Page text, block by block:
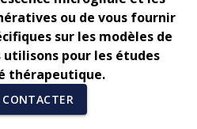
ou de vous fournir
sur les modèles de
utilisons pour les études
thérapeutique.